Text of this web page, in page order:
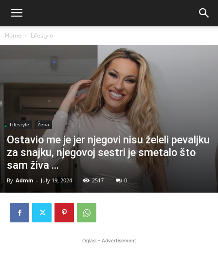
Home Lifestyle
Lifestyle Žena
Ostavio me je jer njegovi nisu želeli pevaljku
za snajku, njegovoj sestri je smetalo što
sam živa …
By Admin - July 19, 2024 2517 0
Oglasi - Advertisement